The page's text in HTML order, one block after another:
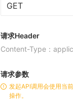
GET
请求Header
Content-Type：
请求参数
发起API调用会使用当
操作。